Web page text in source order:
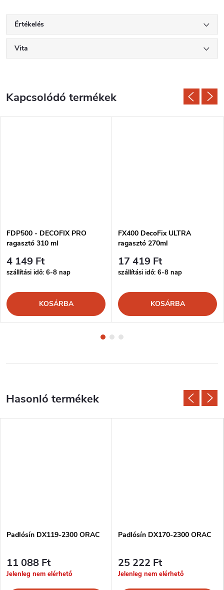
Értékelés
Vita
Kapcsolódó termékek
FDP500 - DECOFIX PRO
ragasztó 310 ml
4 149 Ft
szállítási idő: 6-8 nap
KOSÁRBA
FX400 DecoFix ULTRA
ragasztó 270ml
17 419 Ft
szállítási idő: 6-8 nap
KOSÁRBA
Padlósín DX119-2300 ORAC
11 088 Ft
Jelenleg nem elérhető
Padlósín DX170-2300 ORAC
25 222 Ft
Jelenleg nem elérhető